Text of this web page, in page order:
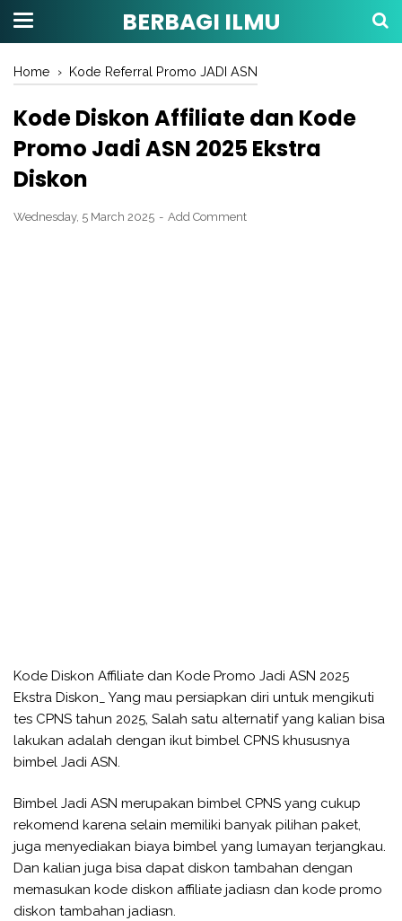
BERBAGI ILMU
Home › Kode Referral Promo JADI ASN
Kode Diskon Affiliate dan Kode
Promo Jadi ASN 2025 Ekstra
Diskon
Wednesday, 5 March 2025 Add Comment
Kode Diskon Affiliate dan Kode Promo Jadi ASN 2025
Ekstra Diskon_ Yang mau persiapkan diri untuk mengikuti
tes CPNS tahun 2025, Salah satu alternatif yang kalian bisa
lakukan adalah dengan ikut bimbel CPNS khususnya
bimbel Jadi ASN.
Bimbel Jadi ASN merupakan bimbel CPNS yang cukup
rekomend karena selain memiliki banyak pilihan paket,
juga menyediakan biaya bimbel yang lumayan terjangkau.
Dan kalian juga bisa dapat diskon tambahan dengan
memasukan kode diskon affiliate jadiasn dan kode promo
diskon tambahan jadiasn.